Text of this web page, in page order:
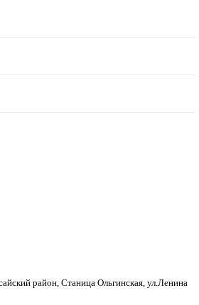
район, Станица Ольгинская, ул.Ленина